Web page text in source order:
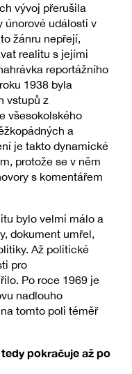
vývoj přerušila
únorové události v
žánru nepřejí,
realitu s jejími
reportážního
1938 byla
vstupů z
všesokolského
a
je takto dynamické
protože se v něm
s komentářem
bylo velmi málo a
dokument umřel,
Až politické
pro
Po roce 1969 je
nadlouho
tomto poli téměř
pokračuje až po